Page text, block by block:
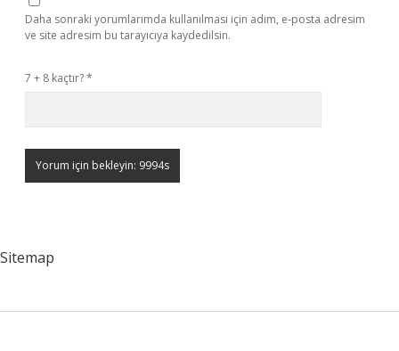
Daha sonraki yorumlarımda kullanılması için adım, e-posta adresim
ve site adresim bu tarayıcıya kaydedilsin.
7 + 8 kaçtır?*
Sitemap